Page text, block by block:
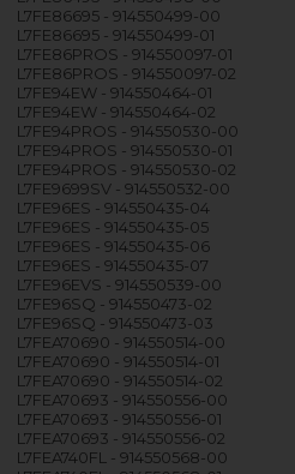
L7FE86695 - 914550499-00
L7FE86695 - 914550499-01
L7FE86PROS - 914550097-01
L7FE86PROS - 914550097-02
L7FE94EW - 914550464-01
L7FE94EW - 914550464-02
L7FE94PROS - 914550530-00
L7FE94PROS - 914550530-01
L7FE94PROS - 914550530-02
L7FE9699SV - 914550532-00
L7FE96ES - 914550435-04
L7FE96ES - 914550435-05
L7FE96ES - 914550435-06
L7FE96ES - 914550435-07
L7FE96EVS - 914550539-00
L7FE96SQ - 914550473-02
L7FE96SQ - 914550473-03
L7FEA70690 - 914550514-00
L7FEA70690 - 914550514-01
L7FEA70690 - 914550514-02
L7FEA70693 - 914550556-00
L7FEA70693 - 914550556-01
L7FEA70693 - 914550556-02
L7FEA740FL - 914550568-00